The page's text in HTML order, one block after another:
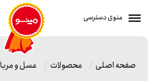
منوی دسترسی
صفحه اصلی محصولات عسل و مربا